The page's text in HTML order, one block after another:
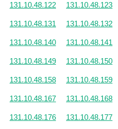
131.10.48.122 131.10.48.123
131.10.48.131 131.10.48.132
131.10.48.140 131.10.48.141
131.10.48.149 131.10.48.150
131.10.48.158 131.10.48.159
131.10.48.167 131.10.48.168
131.10.48.176 131.10.48.177